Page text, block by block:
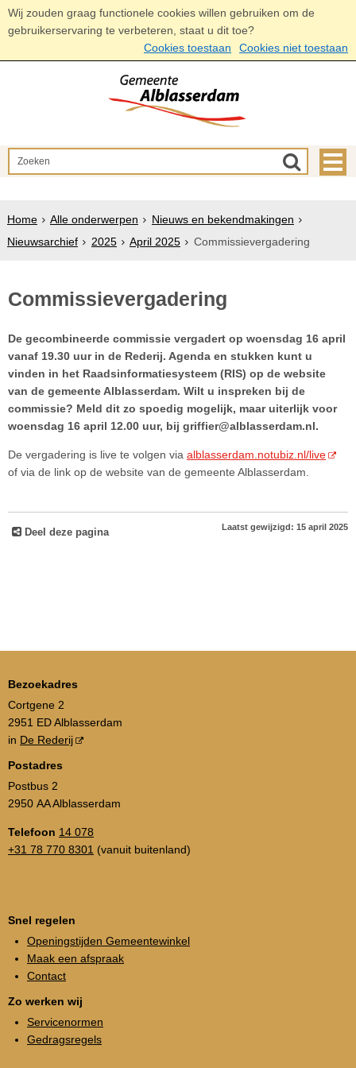
Wij zouden graag functionele cookies willen gebruiken om de
gebruikerservaring te verbeteren, staat u dit toe?
Cookies toestaan
Cookies niet toestaan
Home Alle onderwerpen
Nieuws en bekendmakingen
Nieuwsarchief
2025 April 2025 Commissievergadering
Commissievergadering
De gecombineerde commissie vergadert op woensdag 16 april
vanaf 19.30 uur in de Rederij. Agenda en stukken kunt u
vinden in het Raadsinformatiesysteem (RIS) op de website
van de gemeente Alblasserdam. Wilt u inspreken bij de
commissie? Meld dit zo spoedig mogelijk, maar uiterlijk voor
woensdag 16 april 12.00 uur, bij griffier@alblasserdam.nl.
De vergadering is live te volgen via alblasserdam.notubiz.nl/live
of via de link op de website van de gemeente Alblasserdam.
Deel deze pagina Laatst gewijzigd: 15 april 2025
Bezoekadres
Cortgene 2
2951 ED Alblasserdam
in De Rederij
Postadres
Postbus 2
2950 AA Alblasserdam
Telefoon 14 078
+31 78 770 8301 (vanuit buitenland)
Snel regelen
Openingstijden Gemeentewinkel
Maak een afspraak
Contact
Zo werken wij
Servicenormen
Gedragsregels